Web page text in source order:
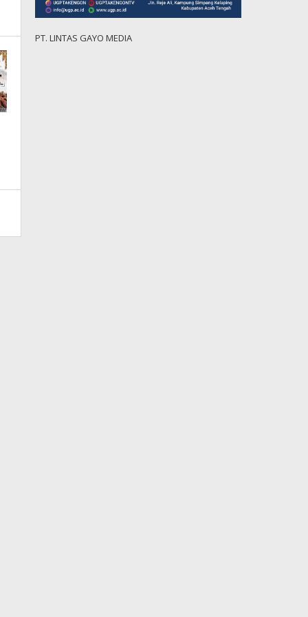
PT. LINTAS GAYO MEDIA